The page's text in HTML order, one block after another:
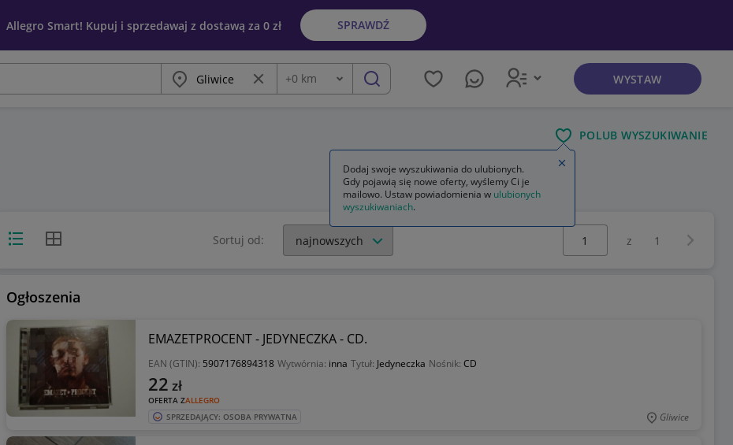
Allegro Smart! Kupuj i sprzedawaj z dostawą za 0 zł SPRAWDŹ
Miasto Wyczyść frazę
Odległość
+0 km szukaj WYSTAW
POLUB WYSZUKIWANIE
Widok listyWidok siatki Sortuj od:
Wybierz stronę:
z 1
Ogłoszenia
EMAZETPROCENT - JEDYNECZKA - CD.
EAN (GTIN): 5907176894318 Wytwórnia: inna Tytuł: Jedyneczka Nośnik: CD
OFERTA ZALLEGRO
22 zł
SPRZEDAJĄCY: OSOBA PRYWATNA Gliwice
Dodaj swoje wyszukiwania do ulubionych.
Gdy pojawią się nowe oferty, wyślemy Ci je
mailowo. Ustaw powiadomienia w ulubionych
wyszukiwaniach.
Zamknij wskazówkę